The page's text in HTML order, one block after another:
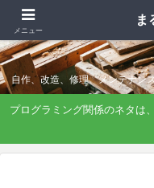
ま
自作、改造、修理、メンテナン
プログラミング関係のネタは
メニュー
ま